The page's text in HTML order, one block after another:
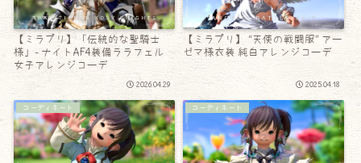
【ミラプリ】「伝統的な聖騎士
様」- ナイトAF4装備ララフェル
女子アレンジコーデ
2026.04.29
【ミラプリ】 “天使の戦闘服” アー
ゼマ様衣装 純白アレンジコーデ
2025.04.18
コーディネート コーディネート